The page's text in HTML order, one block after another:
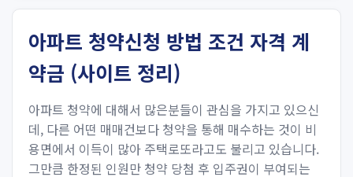
아파트 청약신청 방법 조건 자격 계
약금 (사이트 정리)
아파트 청약에 대해서 많은분들이 관심을 가지고 있으신
데, 다른 어떤 매매건보다 청약을 통해 매수하는 것이 비
용면에서 이득이 많아 주택로또라고도 불리고 있습니다.
그만큼 한정된 인원만 청약 당첨 후 입주권이 부여되는